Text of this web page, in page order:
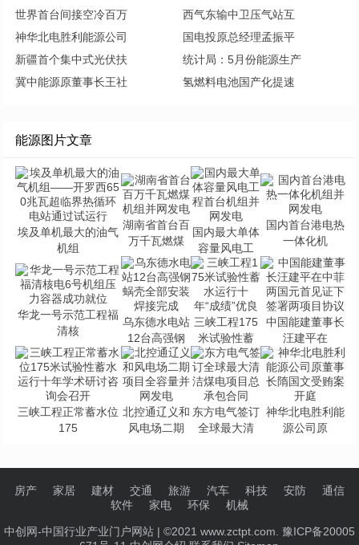
世界首台间接空冷百万
西气东输中卫压气站互
神华北电胜利能源公司
国电投原总经理孟振平
新疆首个集中式光伏扶
统计局：5月份能源生产
冀中能源原董事长王社
氢燃料电池国产化提速
能源图片文章
埃及单机最大的油气
机组
湖南省首台百
万千瓦燃煤
国内最大单体
容量风电工
国内首台港电热
一体化机
华龙一号示范工程福
清核
乌东德水电站
12台高强钢
三峡工程175
米试验性蓄
中国能建董事长
汪建平在
三峡工程正常蓄水位
175
北控通辽义和
风电场二期
东方电气签订
全球最大清
神华北电胜利能
源公司原
房产 家居 建材 交通 旅游 汽车 科技 安防
通信
软件
家电 环保 机械
中创网-中国行业产业门户网站| ©2021 www.zctpt.com. 豫ICP备20005